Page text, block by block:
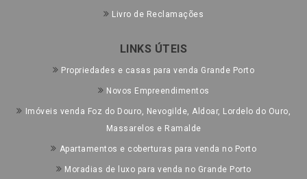
Livro de Reclamações
LINKS ÚTEIS
Propriedades e casas para venda Grande Porto
Novos Empreendimentos
Imóveis venda Foz do Douro, Nevogilde, Aldoar, Lordelo do Ouro,
Massarelos e Ramalde
Apartamentos e coberturas para venda no Porto
Moradias de luxo para venda no Grande Porto